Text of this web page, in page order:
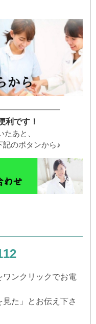
利です！
あと、
記のボタンから♪
ワンクリックでお電
た」とお伝え下さ